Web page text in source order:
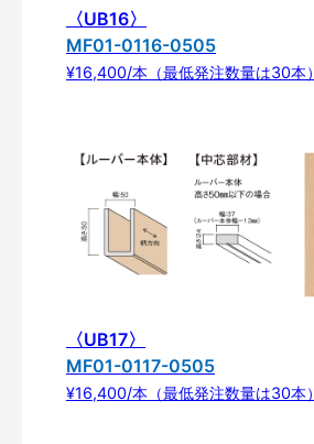
〈UB16〉
MF01-0116-0505
¥16,400/本（最低発注数量は30本）
〈UB17〉
MF01-0117-0505
¥16,400/本（最低発注数量は30本）